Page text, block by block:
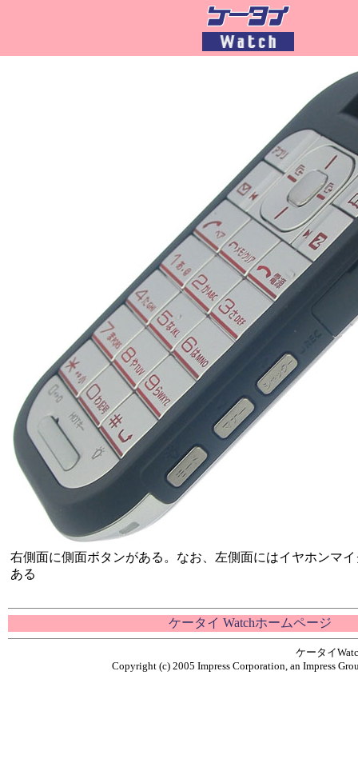
右側面に側面ボタンがある。なお、左側面にはイヤホンマ
ある
ケータイ Watchホームページ
ケータイ
Copyright (c) 2005 Impress Corporation, an Impress